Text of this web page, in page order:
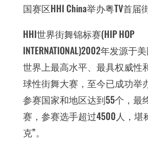
国赛区HHI China举办粤TV首届
HHI世界街舞锦标赛(HIP HOP
INTERNATIONAL)2002年发源于
世界上最高水平、最具权威性
球性街舞大赛，至今已成功举
参赛国家和地区达到55个，最
赛，参赛选手超过4500人，堪
克”。